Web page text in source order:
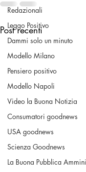
Redazionali
Leggo Positivo
Dammi solo un minuto
Modello Milano
Pensiero positivo
Modello Napoli
Video la Buona Notizia
Consumatori goodnews
USA goodnews
Scienza Goodnews
La Buona Pubblica
Post recenti